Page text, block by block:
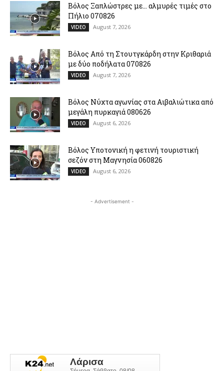
Βόλος Ξαπλώστρες με… αλμυρές τιμές στο
Πήλιο 070826
VIDEO August 7, 2026
Βόλος Από τη Στουτγκάρδη στην Κριθαριά
με δύο ποδήλατα 070826
VIDEO August 7, 2026
Βόλος Νύχτα αγωνίας στα Αιβαλιώτικα από
μεγάλη πυρκαγιά 080626
VIDEO August 6, 2026
Βόλος Υποτονική η φετινή τουριστική
σεζόν στη Μαγνησία 060826
VIDEO August 6, 2026
- Advertisement -